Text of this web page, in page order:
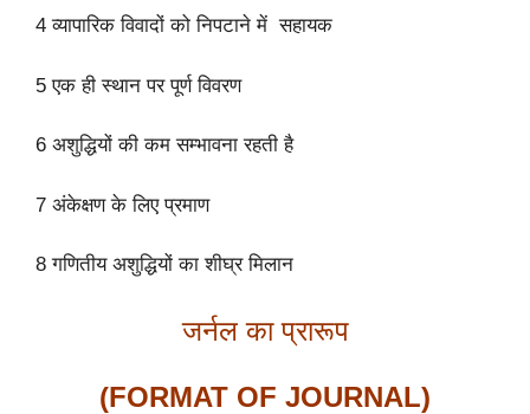
4 व्यापारिक विवादों को निपटाने में सहायक
5 एक ही स्थान पर पूर्ण विवरण
6 अशुद्धियों की कम सम्भावना रहती है
7 अंकेक्षण के लिए प्रमाण
8 गणितीय अशुद्धियों का शीघ्र मिलान
जर्नल का प्रारूप
(FORMAT OF JOURNAL)